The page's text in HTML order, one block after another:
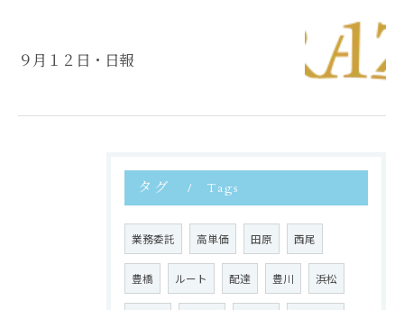
９月１２日・日報
タグ Tags
業務委託 高単価 田原 西尾
豊橋 ルート 配達 豊川 浜松